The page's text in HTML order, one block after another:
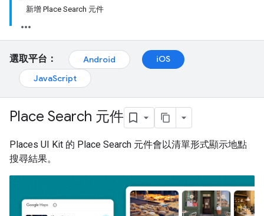
新增 Place Search 元件
選取平台： Android
iOS
JavaScript
Place Search 元件
Places UI Kit 的 Place Search 元件會以清單形式顯示地點
搜尋結果。